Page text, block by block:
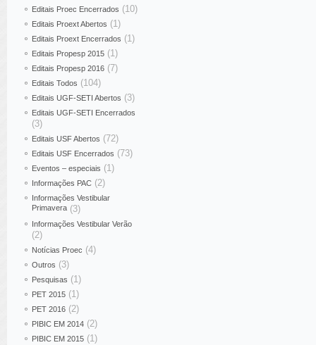
Editais Proec Encerrados (10)
Editais Proext Abertos (1)
Editais Proext Encerrados (1)
Editais Propesp 2015 (1)
Editais Propesp 2016 (7)
Editais Todos (104)
Editais UGF-SETI Abertos (3)
Editais UGF-SETI Encerrados
(3)
Editais USF Abertos (72)
Editais USF Encerrados (73)
Eventos – especiais (1)
Informações PAC (2)
Informações Vestibular
Primavera (3)
Informações Vestibular Verão
(2)
Notícias Proec (4)
Outros (3)
Pesquisas (1)
PET 2015 (1)
PET 2016 (2)
PIBIC EM 2014 (2)
PIBIC EM 2015 (1)